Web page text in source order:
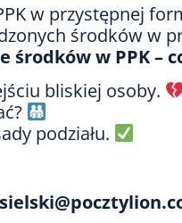
w przystępnej
środków w
środków w PPK –
bliskiej osoby.
podziału.